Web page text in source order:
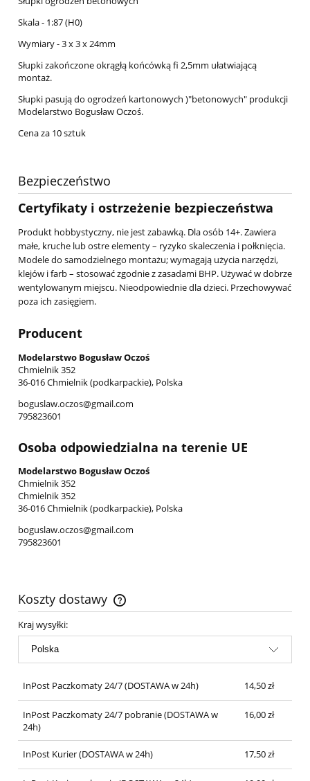
Skala - 1:87 (H0)
Wymiary - 3 x 3 x 24mm
Słupki zakończone okrągłą końcówką fi 2,5mm ułatwiającą
montaż.
Słupki pasują do ogrodzeń kartonowych )"betonowych" produkcji
Modelarstwo Bogusław Oczoś.
Cena za 10 sztuk
Bezpieczeństwo
Certyfikaty i ostrzeżenie bezpieczeństwa
Produkt hobbystyczny, nie jest zabawką. Dla osób 14+. Zawiera
małe, kruche lub ostre elementy – ryzyko skaleczenia i połknięcia.
Modele do samodzielnego montażu; wymagają użycia narzędzi,
klejów i farb – stosować zgodnie z zasadami BHP. Używać w dobrze
wentylowanym miejscu. Nieodpowiednie dla dzieci. Przechowywać
poza ich zasięgiem.
Producent
Modelarstwo Bogusław Oczoś
Chmielnik 352
36-016 Chmielnik (podkarpackie), Polska
boguslaw.oczos@gmail.com
795823601
Osoba odpowiedzialna na terenie UE
Modelarstwo Bogusław Oczoś
Chmielnik 352
Chmielnik 352
36-016 Chmielnik (podkarpackie), Polska
boguslaw.oczos@gmail.com
795823601
Koszty dostawy
Cena nie zawiera ewentualnych kosztów płatności
Kraj wysyłki:
InPost Paczkomaty 24/7(DOSTAWA w 24h) 14,50 zł
InPost Paczkomaty 24/7 pobranie(DOSTAWA w
24h)
16,00 zł
InPost Kurier(DOSTAWA w 24h) 17,50 zł